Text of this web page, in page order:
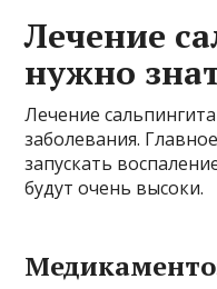
Лечение
нужно
Лечение
заболевания.
запускать
будут очень высоки.